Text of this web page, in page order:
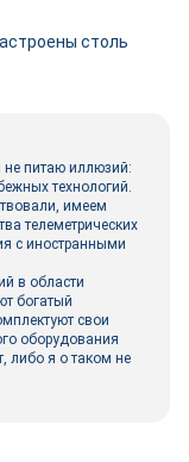
столь
не питаю иллюзий:
технологий.
имеем
телеметрических
с иностранными
в области
богатый
свои
оборудования
либо я о таком не